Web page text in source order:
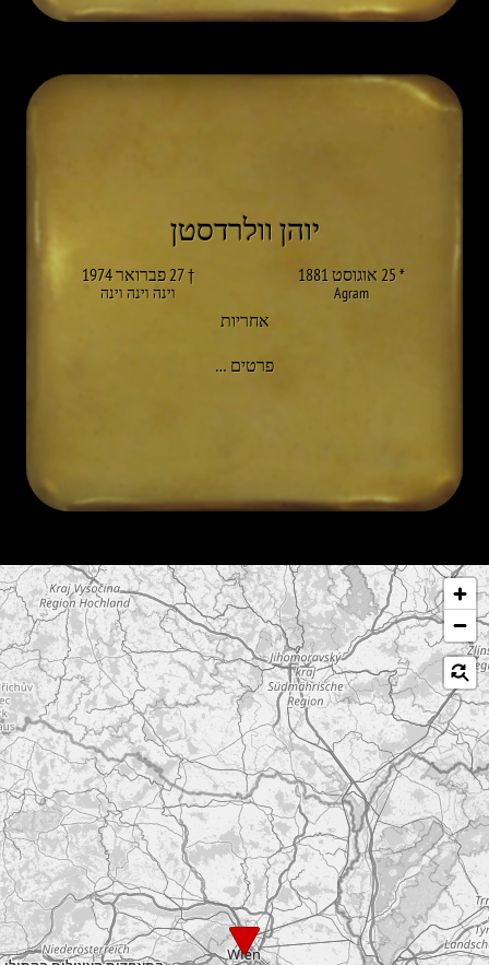
יוהן וולרדסטן
* 25 אוגוסט 1881
Agram
† 27 פברואר 1974
וינה וינה וינה
אחריות
פרטים …
דלג על המפה
2